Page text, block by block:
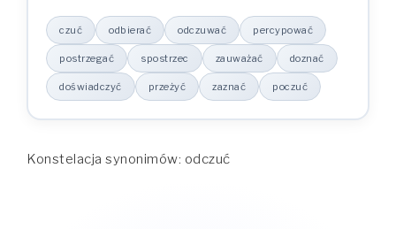
czuć odbierać odczuwać percypować
postrzegać spostrzec zauważać doznać
doświadczyć przeżyć zaznać poczuć
Konstelacja synonimów: odczuć